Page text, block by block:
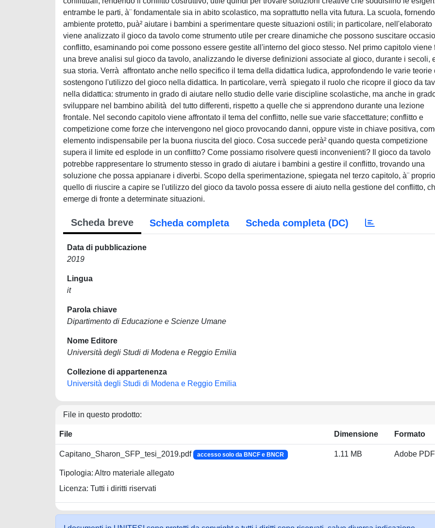
entrambe le parti, à¨ fondamentale sia in abito scolastico, ma soprattutto nella vita futura. La scuola,
ambiente protetto, puà² aiutare i bambini a sperimentare queste situazioni ostili; in particolare, nell'elaborato
viene analizzato il gioco da tavolo come strumento utile per creare dinamiche che possono suscitare
conflitto, esaminando poi come possono essere gestite all'interno del gioco stesso. Nel primo capitolo viene
una breve analisi sul gioco da tavolo, analizzando le diverse definizioni associate al gioco, durante i secoli,
sua storia. Verrà affrontato anche nello specifico il tema della didattica ludica, approfondendo le varie teorie
sostengono l'utilizzo del gioco nella didattica. In particolare, verrà spiegato il ruolo che ricopre il gioco da
nella didattica: strumento in grado di aiutare nello studio delle varie discipline scolastiche, ma anche in
sviluppare nel bambino abilità del tutto differenti, rispetto a quelle che si apprendono durante una lezione
frontale. Nel secondo capitolo viene affrontato il tema del conflitto, nelle sue varie sfaccettature; conflitto e
competizione come forze che intervengono nel gioco provocando danni, oppure viste in chiave positiva,
elemento indispensabile per la buona riuscita del gioco. Cosa succede perà² quando questa competizione
supera il limite ed esplode in un conflitto? Come possiamo risolvere questi inconvenienti? Il gioco da tavolo
potrebbe rappresentare lo strumento stesso in grado di aiutare i bambini a gestire il conflitto, trovando una
soluzione che possa appianare i diverbi. Scopo della sperimentazione, spiegata nel terzo capitolo, à¨ proprio
quello di riuscire a capire se l'utilizzo del gioco da tavolo possa essere di aiuto nella gestione del conflitto,
emerge di fronte a determinate situazioni.
Scheda breve Scheda completa Scheda completa (DC)
Data di pubblicazione
2019
Lingua
it
Parola chiave
Dipartimento di Educazione e Scienze Umane
Nome Editore
Università degli Studi di Modena e Reggio Emilia
Collezione di appartenenza
Università degli Studi di Modena e Reggio Emilia
File in questo prodotto:
File Dimensione Formato
Capitano_Sharon_SFP_tesi_2019.pdf accesso solo da BNCF e BNCR
Tipologia: Altro materiale allegato
Licenza: Tutti i diritti riservati
1.11 MB Adobe PDF